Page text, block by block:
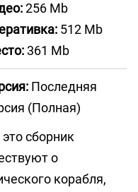
256 Mb
512 Mb
361 Mb
Последняя
(Полная)
сборник
о
корабля,